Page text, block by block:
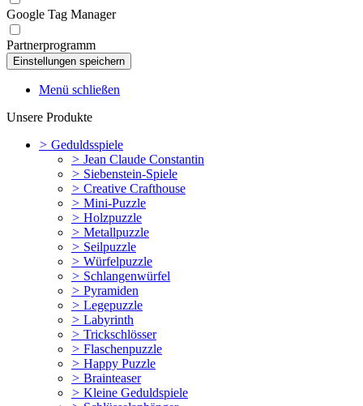
Google Tag Manager
Partnerprogramm
Menü schließen
Unsere Produkte
> Geduldsspiele
> Jean Claude Constantin
> Siebenstein-Spiele
> Creative Crafthouse
> Mini-Puzzle
> Holzpuzzle
> Metallpuzzle
> Seilpuzzle
> Würfelpuzzle
> Schlangenwürfel
> Pyramiden
> Legepuzzle
> Labyrinth
> Trickschlösser
> Flaschenpuzzle
> Happy Puzzle
> Brainteaser
> Kleine Geduldspiele